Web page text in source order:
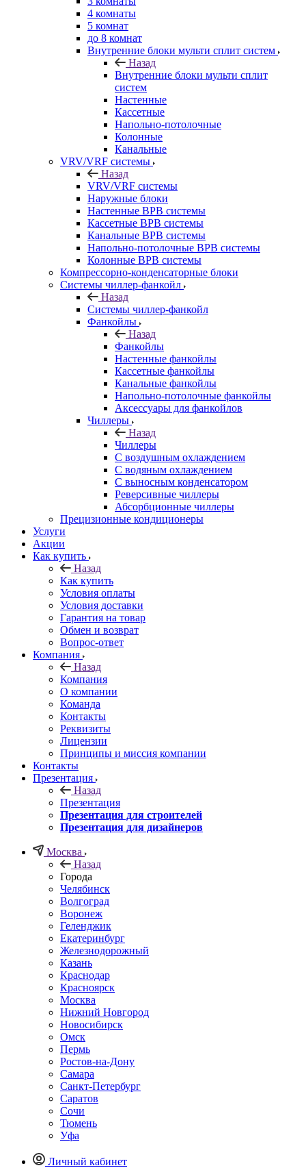
4 комнаты
5 комнат
до 8 комнат
Внутренние блоки мульти сплит систем
Назад
Внутренние блоки мульти сплит
систем
Настенные
Кассетные
Напольно-потолочные
Колонные
Канальные
VRV/VRF системы
Назад
VRV/VRF системы
Наружные блоки
Настенные ВРВ системы
Кассетные ВРВ системы
Канальные ВРВ системы
Напольно-потолочные ВРВ системы
Колонные ВРВ системы
Компрессорно-конденсаторные блоки
Системы чиллер-фанкойл
Назад
Системы чиллер-фанкойл
Фанкойлы
Назад
Фанкойлы
Настенные фанкойлы
Кассетные фанкойлы
Канальные фанкойлы
Напольно-потолочные фанкойлы
Аксессуары для фанкойлов
Чиллеры
Назад
Чиллеры
С воздушным охлаждением
С водяным охлаждением
С выносным конденсатором
Реверсивные чиллеры
Абсорбционные чиллеры
Прецизионные кондиционеры
Услуги
Акции
Как купить
Назад
Как купить
Условия оплаты
Условия доставки
Гарантия на товар
Обмен и возврат
Вопрос-ответ
Компания
Назад
Компания
О компании
Команда
Контакты
Реквизиты
Лицензии
Принципы и миссия компании
Контакты
Презентация
Назад
Презентация
Презентация для строителей
Презентация для дизайнеров
Москва
Назад
Города
Челябинск
Волгоград
Воронеж
Геленджик
Екатеринбург
Железнодорожный
Казань
Краснодар
Красноярск
Москва
Нижний Новгород
Новосибирск
Омск
Пермь
Ростов-на-Дону
Самара
Санкт-Петербург
Саратов
Сочи
Тюмень
Уфа
Личный кабинет